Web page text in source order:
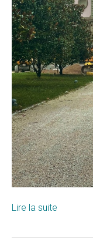
Lire la suite